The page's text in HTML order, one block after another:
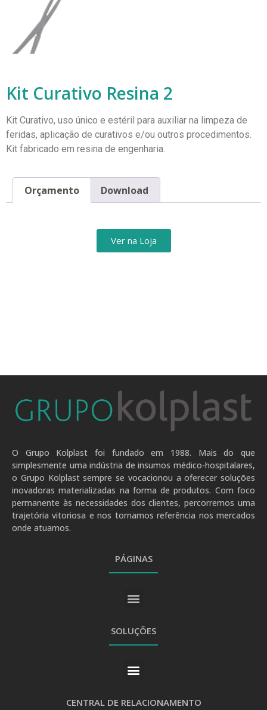
Kit Curativo Resina 2
Kit Curativo, uso único e estéril para auxiliar na limpeza de
feridas, aplicação de curativos e/ou outros procedimentos.
Kit fabricado em resina de engenharia.
Orçamento Download
Ver na Loja
O Grupo Kolplast foi fundado em 1988. Mais do que
simplesmente uma indústria de insumos médico-hospitalares,
o Grupo Kolplast sempre se vocacionou a oferecer soluções
inovadoras materializadas na forma de produtos. Com foco
permanente às necessidades dos clientes, percorremos uma
trajetória vitoriosa e nos tornamos referência nos mercados
onde atuamos.
PÁGINAS
SOLUÇÕES
CENTRAL DE RELACIONAMENTO